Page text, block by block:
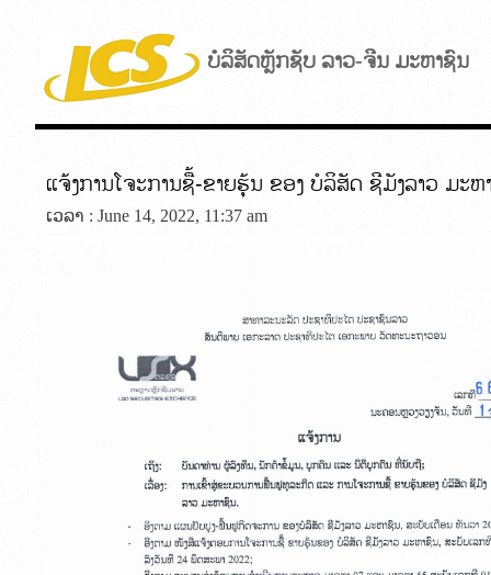
ບໍລິສັດຫຼັກຊັບ ລາວ-ຈີນ ມະຫາຊົນ
ແຈ້ງການໂຈະການຊື້-ຂາຍຮຸ້ນ ຂອງ ບໍລິສັດ ຊີມັງລາວ ມະຫ
ເວລາ : June 14, 2022, 11:37 am